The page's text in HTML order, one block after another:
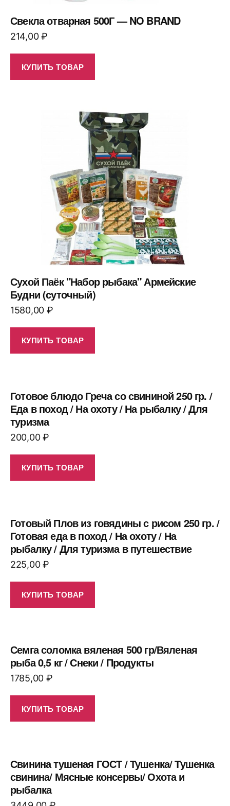
Свекла отварная 500Г — NO BRAND
214,00₽
КУПИТЬ ТОВАР
Сухой Паёк "Набор рыбака" Армейские
Будни (суточный)
1580,00 ₽
КУПИТЬ ТОВАР
Готовое блюдо Греча со свининой 250 гр. /
Еда в поход / На охоту / На рыбалку / Для
туризма
200,00₽
КУПИТЬ ТОВАР
Готовый Плов из говядины с рисом 250 гр. /
Готовая еда в поход / На охоту / На
рыбалку / Для туризма в путешествие
225,00₽
КУПИТЬ ТОВАР
Семга соломка вяленая 500 гр/Вяленая
рыба 0,5 кг / Снеки / Продукты
1785,00 ₽
КУПИТЬ ТОВАР
Свинина тушеная ГОСТ / Тушенка/ Тушенка
свинина/ Мясные консервы/ Охота и
рыбалка